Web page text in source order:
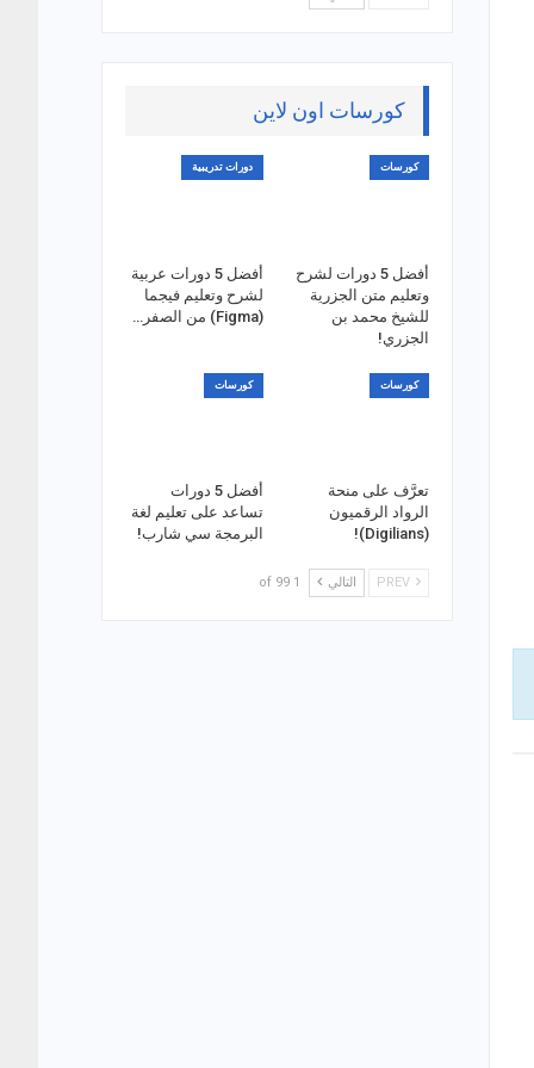
كورسات اون لاين
كورسات
أفضل 5 دورات لشرح
وتعليم متن الجزرية
للشيخ محمد بن
الجزري!
دورات تدريبية
أفضل 5 دورات عربية
لشرح وتعليم فيجما
(Figma) من الصفر…
كورسات
تعرَّف على منحة
الرواد الرقميون
(Digilians)!
كورسات
أفضل 5 دورات
تساعد على تعليم لغة
البرمجة سي شارب!
التالي 1 of 99